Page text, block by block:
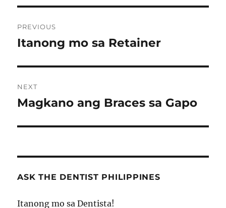
navigation
PREVIOUS
Previous
Itanong mo sa Retainer
NEXT
Next
Magkano ang Braces sa Gapo
ASK THE DENTIST PHILIPPINES
Itanong mo sa Dentista!